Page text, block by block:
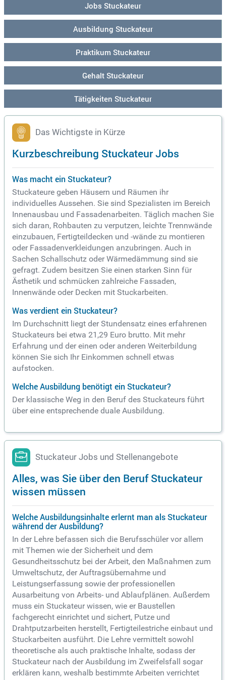
Jobs Stuckateur
Ausbildung Stuckateur
Praktikum Stuckateur
Gehalt Stuckateur
Tätigkeiten Stuckateur
Das Wichtigste in Kürze
Kurzbeschreibung Stuckateur Jobs
Was macht ein Stuckateur?
Stuckateure geben Häusern und Räumen ihr
individuelles Aussehen. Sie sind Spezialisten im Bereich
Innenausbau und Fassadenarbeiten. Täglich machen Sie
sich daran, Rohbauten zu verputzen, leichte Trennwände
einzubauen, Fertigteildecken und -wände zu montieren
oder Fassadenverkleidungen anzubringen. Auch in
Sachen Schallschutz oder Wärmedämmung sind sie
gefragt. Zudem besitzen Sie einen starken Sinn für
Ästhetik und schmücken zahlreiche Fassaden,
Innenwände oder Decken mit Stuckarbeiten.
Was verdient ein Stuckateur?
Im Durchschnitt liegt der Stundensatz eines erfahrenen
Stuckateurs bei etwa 21,29 Euro brutto. Mit mehr
Erfahrung und der einen oder anderen Weiterbildung
können Sie sich Ihr Einkommen schnell etwas
aufstocken.
Welche Ausbildung benötigt ein Stuckateur?
Der klassische Weg in den Beruf des Stuckateurs führt
über eine entsprechende duale Ausbildung.
Stuckateur Jobs und Stellenangebote
Alles, was Sie über den Beruf Stuckateur
wissen müssen
Welche Ausbildungsinhalte erlernt man als Stuckateur
während der Ausbildung?
In der Lehre befassen sich die Berufsschüler vor allem
mit Themen wie der Sicherheit und dem
Gesundheitsschutz bei der Arbeit, den Maßnahmen zum
Umweltschutz, der Auftragsübernahme und
Leistungserfassung sowie der professionellen
Ausarbeitung von Arbeits- und Ablaufplänen. Außerdem
muss ein Stuckateur wissen, wie er Baustellen
fachgerecht einrichtet und sichert, Putze und
Drahtputzarbeiten herstellt, Fertigteilestriche einbaut und
Stuckarbeiten ausführt. Die Lehre vermittelt sowohl
theoretische als auch praktische Inhalte, sodass der
Stuckateur nach der Ausbildung im Zweifelsfall sogar
erklären kann, weshalb bestimmte Arbeiten verrichtet